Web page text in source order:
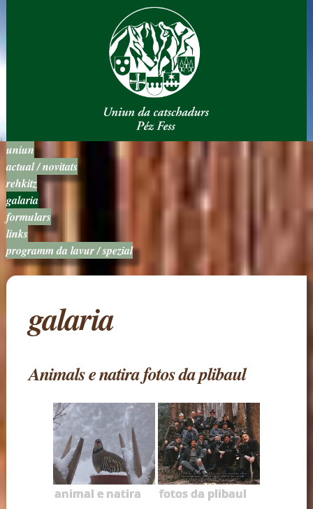
uniun
actual / novitats
rehkitz
galaria
formulars
links
programm da lavur / spezial
galaria
Animals e natira fotos da plibaul
animal e natira fotos da plibaul